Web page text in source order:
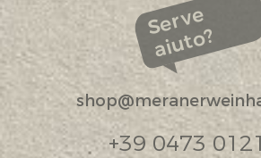
Serve
aiuto?
+39 0473